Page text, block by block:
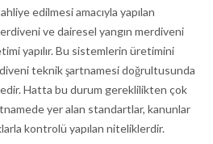
edilmesi amacıyla yapılan
ve dairesel yangın merdiveni
yapılır. Bu sistemlerin üretimini
teknik şartnamesi doğrultusunda
Hatta bu durum gereklilikten çok
yer alan standartlar, kanunlar
kontrolü yapılan niteliklerdir.